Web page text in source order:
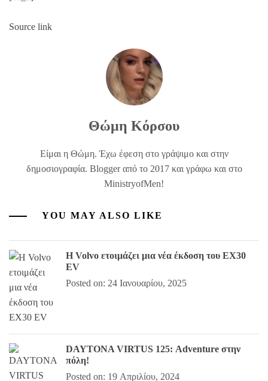
Source link
Θώμη Κόρσου
Είμαι η Θώμη. Έχω έφεση στο γράψιμο και στην
δημοσιογραφία. Blogger από το 2017 και γράφω και στο
MinistryofMen!
YOU MAY ALSO LIKE
Η Volvo ετοιμάζει μια νέα έκδοση του EX30
EV
Posted on: 24 Ιανουαρίου, 2025
DAYTONA VIRTUS 125: Αdventure στην
πόλη!
Posted on: 19 Απριλίου, 2024